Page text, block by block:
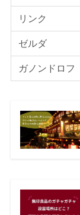
リンク
ゼルダ
ガノンドロフ